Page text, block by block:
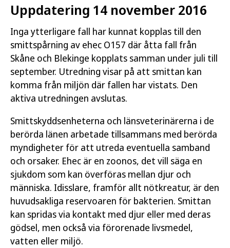
Uppdatering 14 november 2016
Inga ytterligare fall har kunnat kopplas till den
smittspårning av ehec O157 där åtta fall från
Skåne och Blekinge kopplats samman under juli till
september. Utredning visar på att smittan kan
komma från miljön där fallen har vistats. Den
aktiva utredningen avslutas.
Smittskyddsenheterna och länsveterinärerna i de
berörda länen arbetade tillsammans med berörda
myndigheter för att utreda eventuella samband
och orsaker. Ehec är en zoonos, det vill säga en
sjukdom som kan överföras mellan djur och
människa. Idisslare, framför allt nötkreatur, är den
huvudsakliga reservoaren för bakterien. Smittan
kan spridas via kontakt med djur eller med deras
gödsel, men också via förorenade livsmedel,
vatten eller miljö.